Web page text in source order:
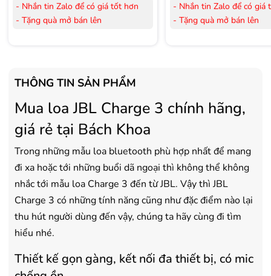
- Nhắn tin Zalo để có giá tốt hơn
- Tặng quà mở bán lên
- Tặng Voucher trị giá 150.000đ
mua Máy lọc Không khí
- Cam kết hàng mới 100%.
- Lắp đặt, HDSD tại nhà nội thành
Hà Nội, Hồ Chí Minh
- Vận chuyển Toàn Quốc.
- Bảo hành 24 tháng chính hãng
- Nhắn tin Zalo để có giá
- Tặng quà mở bán lên
- Cam kết hàng mới
- Lắp đặt, HDSD tại nhà
- Vận chuyển Toàn Quốc.
- Bảo hành 36 tháng
THÔNG TIN SẢN PHẨM
Mua loa JBL Charge 3 chính hãng,
giá rẻ tại Bách Khoa
Trong những mẫu loa bluetooth phù hợp nhất để mang
đi xa hoặc tới những buổi dã ngoại thì không thể không
nhắc tới mẫu loa Charge 3 đến từ JBL. Vậy thì JBL
Charge 3 có những tính năng cũng như đặc điểm nào lại
thu hút người dùng đến vậy, chúng ta hãy cùng đi tìm
hiểu nhé.
Thiết kế gọn gàng, kết nối đa thiết bị, có mic